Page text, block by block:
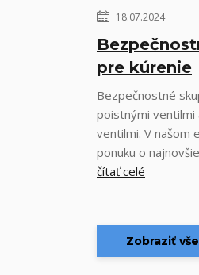
18.07.2024
pre kúrenie
Bezpečnostné
poistnými ventilmi
ventilmi. V našom
ponuku o
čítať celé
Zobraziť